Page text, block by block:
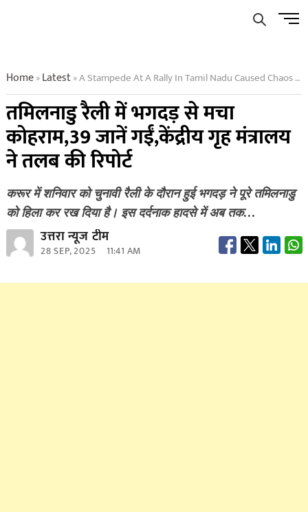
Menu
Home»Latest»A Stampede At A Rally In Tamil Nadu Caused Chaos Claiming 39 Lives The Union Home Ministry Has Requested A Report
तमिलनाडु रैली में भगदड़ से मचा
कोहराम,39 जानें गईं,केंद्रीय गृह मंत्रालय
ने तलब की रिपोर्ट
करूर में शनिवार को चुनावी रैली के दौरान हुई भगदड़ ने पूरे तमिलनाडु
को हिला कर रख दिया है। इस दर्दनाक हादसे में अब तक…
उत्तरा न्यूज टीम
28 SEP, 2025 11:41 AM